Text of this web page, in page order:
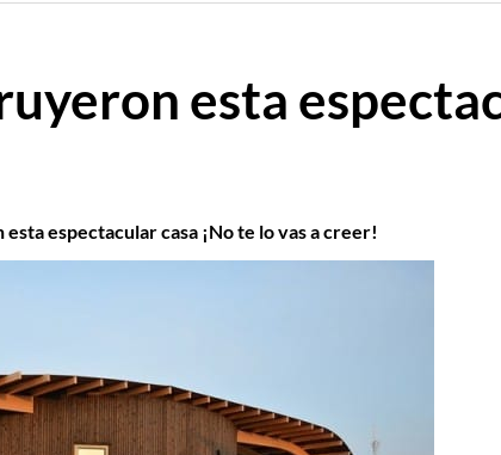
esta
espectacular casa ¡No te lo vas a creer!